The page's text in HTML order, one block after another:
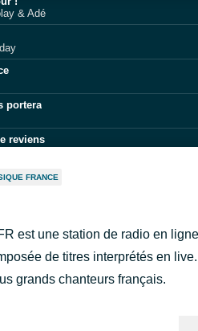
& Adé
portera
reviens
FRANCE
est une station de radio en
de titres interprétés en
grands chanteurs français.